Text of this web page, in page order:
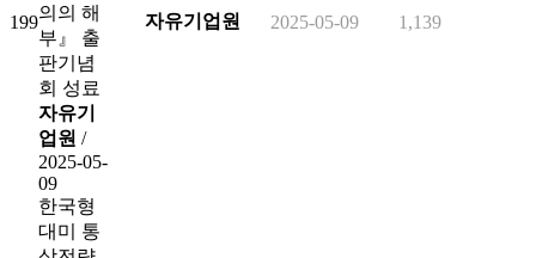
199의의 해
부』 출
판기념
회 성료
자유기
업원 /
2025-05-
09
자유기업원 2025-05-09 1,139
한국형
대미 통